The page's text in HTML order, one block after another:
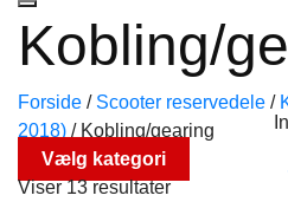
Kobling/
Forside / Scooter reservedele /
2018) /Kobling/gearing
Vælg kategori
Viser 13 resultater